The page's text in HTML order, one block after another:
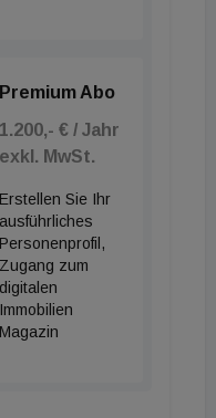
Premium Abo
1.200,- € / Jahr
exkl. MwSt.
Erstellen Sie Ihr
ausführliches
Personenprofil,
Zugang zum
digitalen
Immobilien
Magazin